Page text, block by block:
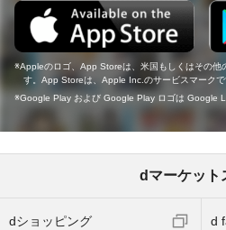
Appleのロゴ、App Storeは、米国もしくはその
す。App Storeは、Apple Inc.のサービスマークで
Google Play および Google Play ロゴは Google
dマーケット
dショッピング d